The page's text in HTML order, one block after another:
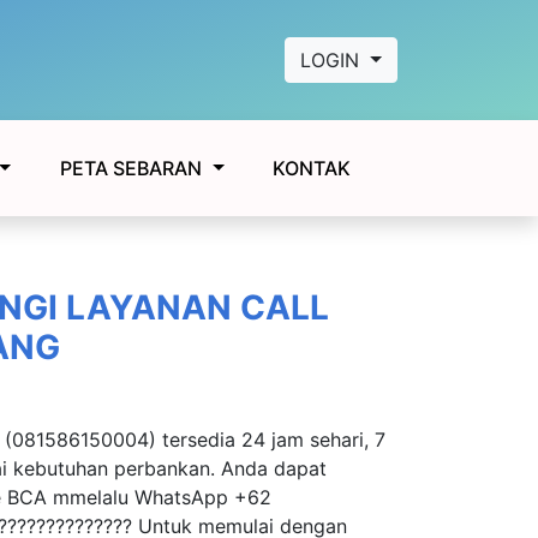
LOGIN
PETA SEBARAN KONTAK
LAYANAN CALL
tersedia 24 jam sehari, 7
kebutuhan perbankan. Anda dapat
mmelalu WhatsApp +62
Untuk memulai dengan